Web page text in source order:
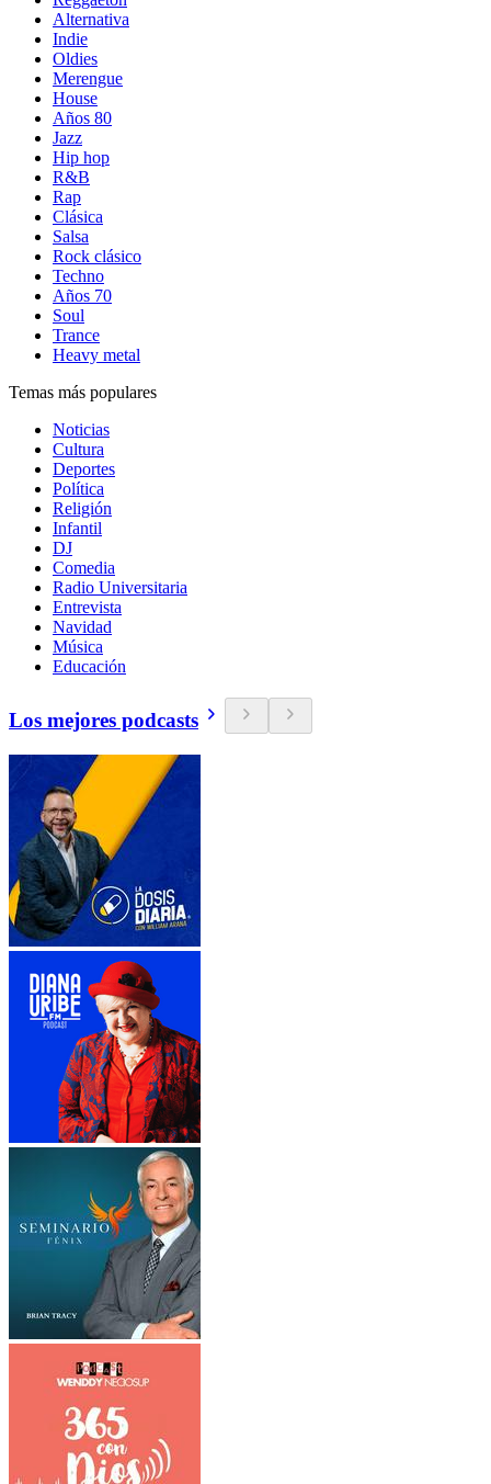
Alternativa
Indie
Oldies
Merengue
House
Años 80
Jazz
Hip hop
R&B
Rap
Clásica
Salsa
Rock clásico
Techno
Años 70
Soul
Trance
Heavy metal
Temas más populares
Noticias
Cultura
Deportes
Política
Religión
Infantil
DJ
Comedia
Radio Universitaria
Entrevista
Navidad
Música
Educación
Los mejores podcasts